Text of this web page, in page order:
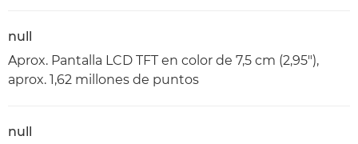
null
Aprox. Pantalla LCD TFT en color de 7,5 cm (2,95"),
aprox. 1,62 millones de puntos
null